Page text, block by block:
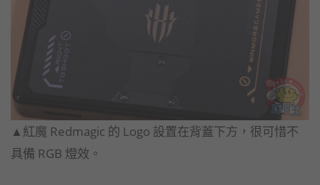
▲紅魔 Redmagic 的 Logo 設置在背蓋下方，很可惜不
具備 RGB 燈效。